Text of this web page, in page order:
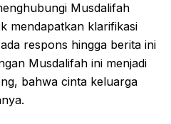
Musdalifah
mendapatkan klarifikasi
respons hingga berita ini
Musdalifah ini menjadi
bahwa cinta keluarga